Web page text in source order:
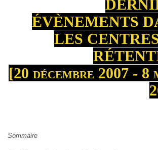
ÉVÈNEMENTS
LES
[20 décembre 2007 - 8
Sommaire